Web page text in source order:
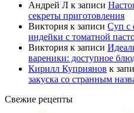
Андрей Л к записи
секреты приготовления
Виктория к записи Суп с
индейки с томатной
Виктория к записи
вареники: доступное
Кирилл Куприянов к
закуска со странным
Свежие рецепты